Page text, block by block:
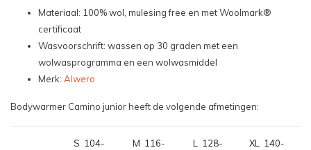
Materiaal: 100% wol, mulesing free en met Woolmark®
certificaat
Wasvoorschrift: wassen op 30 graden met een
wolwasprogramma en een wolwasmiddel
Merk: Alwero
Bodywarmer Camino junior heeft de volgende afmetingen:
S 104-
M 116-
L 128-
XL 140-